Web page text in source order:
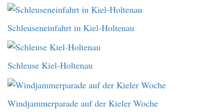
Schleuseneinfahrt in Kiel-Holtenau
Schleuse Kiel-Holtenau
Windjammerparade auf der Kieler Woche